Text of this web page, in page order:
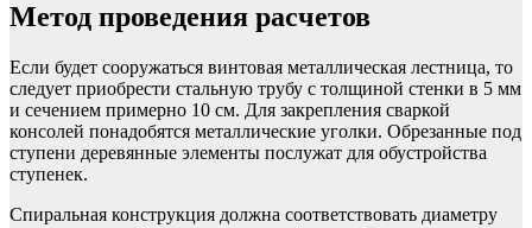
Метод проведения расчетов
Если будет сооружаться винтовая металлическая лестница, то
следует приобрести стальную трубу с толщиной стенки в 5 мм
и сечением примерно 10 см. Для закрепления сваркой
консолей понадобятся металлические уголки. Обрезанные под
ступени деревянные элементы послужат для обустройства
ступенек.
Спиральная конструкция должна соответствовать диаметру